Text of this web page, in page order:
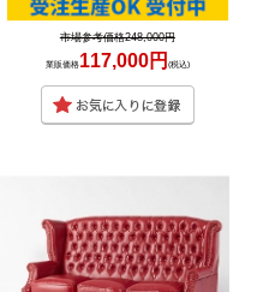
市場参考価格248,000円
業販価格117,000円 (税込)